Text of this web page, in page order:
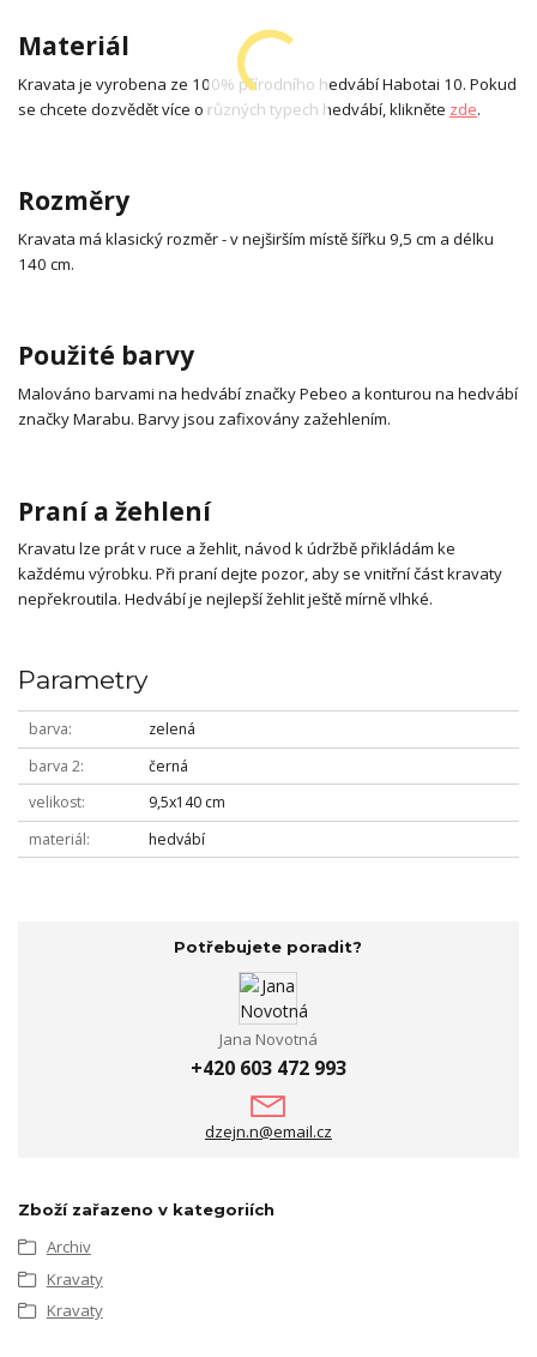
Materiál
Kravata je vyrobena ze 100% přírodního hedvábí Habotai 10. Pokud
se chcete dozvědět více o různých typech hedvábí, klikněte zde.
Rozměry
Kravata má klasický rozměr - v nejširším místě šířku 9,5 cm a délku
140 cm.
Použité barvy
Malováno barvami na hedvábí značky Pebeo a konturou na hedvábí
značky Marabu. Barvy jsou zafixovány zažehlením.
Praní a žehlení
Kravatu lze prát v ruce a žehlit, návod k údržbě přikládám ke
každému výrobku. Při praní dejte pozor, aby se vnitřní část kravaty
nepřekroutila. Hedvábí je nejlepší žehlit ještě mírně vlhké.
Parametry
barva
zelená
barva 2
černá
velikost
9,5x140 cm
materiál
hedvábí
Potřebujete poradit?
Jana Novotná
+420 603 472 993
dzejn.n@email.cz
Zboží zařazeno v kategoriích
Archiv
Kravaty
Kravaty